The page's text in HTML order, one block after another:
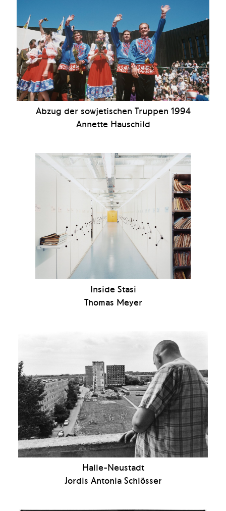
Abzug der sowjetischen Truppen 1994
Annette Hauschild
Inside Stasi
Thomas Meyer
Halle-Neustadt
Jordis Antonia Schlösser